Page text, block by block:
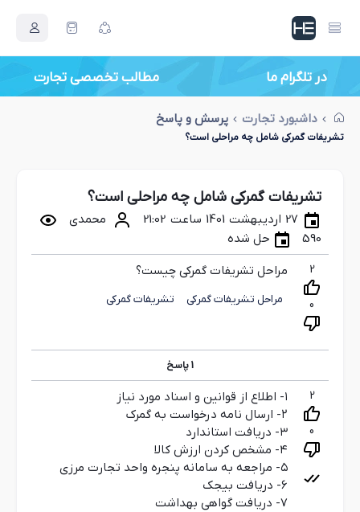
در تلگرام ما مطالب تخصصی تجارت
داشبورد تجارت پرسش و پاسخ
تشریفات گمرکی شامل چه مراحلی است؟
تشریفات گمرکی شامل چه مراحلی است؟
27 اردیبهشت 1401 ساعت 21:02
محمدی
590
حل شده
2
0
مراحل تشریفات گمرکی چیست؟
مراحل تشریفات گمرکی تشریفات گمرکی
1پاسخ
2
0
۱- اطلاع از قوانین و اسناد مورد نیاز
۲- ارسال نامه درخواست به گمرک
۳- دریافت استاندارد
۴- مشخص کردن ارزش کالا
۵- مراجعه به سامانه پنجره واحد تجارت مرزی
۶- دریافت بیجک
۷- دریافت گواهی بهداشت